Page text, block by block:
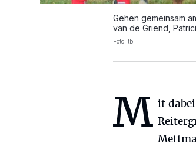
Gehen gemeinsam
van de Griend,
Foto: tb
M it